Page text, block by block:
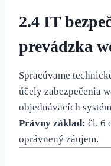
2.4 IT
prevádzka
Spracúvame
účely zabezpečenia
objednávacích
Právny základ: čl. 6
oprávnený záujem.